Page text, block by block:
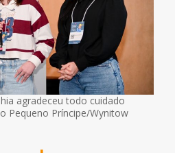
agradeceu todo cuidado
Pequeno Príncipe/Wynitow